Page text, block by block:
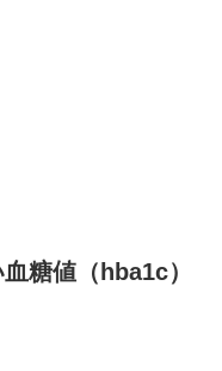
糖値（hba1c）